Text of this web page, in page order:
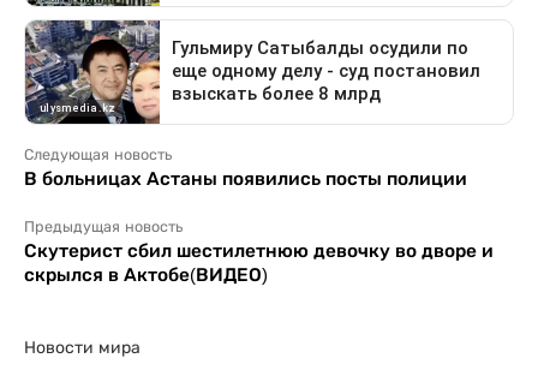
Следующая новость
В больницах Астаны появились посты полиции
Предыдущая новость
Скутерист сбил шестилетнюю девочку во дворе и
скрылся в Актобе(ВИДЕО)
Новости мира